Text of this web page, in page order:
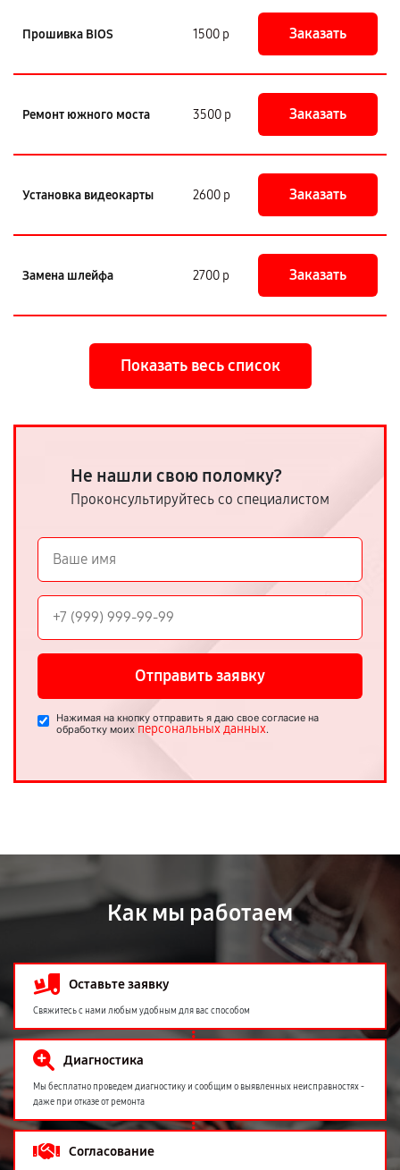
Прошивка BIOS 1500 р Заказать
Ремонт южного моста 3500 р Заказать
Установка видеокарты 2600 р Заказать
Замена шлейфа 2700 р Заказать
Показать весь список
Не нашли свою поломку?
Проконсультируйтесь со специалистом
Отправить заявку
Нажимая на кнопку отправить я даю свое согласие на
обработку моих персональных данных.
Как мы работаем
Оставьте заявку
Свяжитесь с нами любым удобным для вас способом
Диагностика
Мы бесплатно проведем диагностику и сообщим о выявленных неисправностях -
даже при отказе от ремонта
Согласование